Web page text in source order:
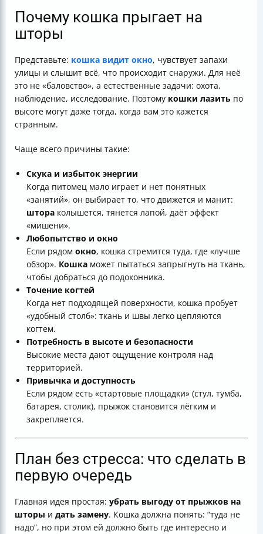
Почему кошка прыгает на
шторы
Представьте: кошка видит окно, чувствует запахи
улицы и слышит всё, что происходит снаружи. Для неё
это не «баловство», а естественные задачи: охота,
наблюдение, исследование. Поэтому кошки лазить по
высоте могут даже тогда, когда вам это кажется
странным.
Чаще всего причины такие:
Скука и избыток энергии
Когда питомец мало играет и нет понятных
«занятий», он выбирает то, что движется и манит:
штора колышется, тянется лапой, даёт эффект
«мишени».
Любопытство и окно
Если рядом окно, кошка стремится туда, где «лучше
обзор». Кошка может пытаться запрыгнуть на ткань,
чтобы добраться до подоконника.
Точение когтей
Когда нет подходящей поверхности, кошка пробует
«удобный столб»: ткань и швы легко цепляются
когтем.
Потребность в высоте и безопасности
Высокие места дают ощущение контроля над
территорией.
Привычка и доступность
Если рядом есть «стартовые площадки» (стул, тумба,
батарея, столик), прыжок становится лёгким и
закрепляется.
План без стресса: что сделать в
первую очередь
Главная идея простая: убрать выгоду от прыжков на
шторы и дать замену. Кошка должна понять: “туда не
надо”, но при этом ей должно быть где интересно и